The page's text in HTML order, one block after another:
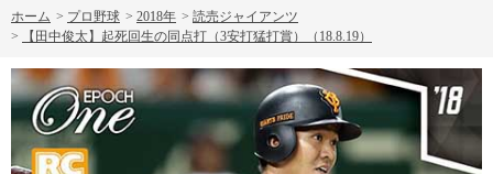
ホーム > プロ野球 > 2018年 > 読売ジャイアンツ
>
【田中俊太】起死回生の同点打（3安打猛打賞）（18.8.19）